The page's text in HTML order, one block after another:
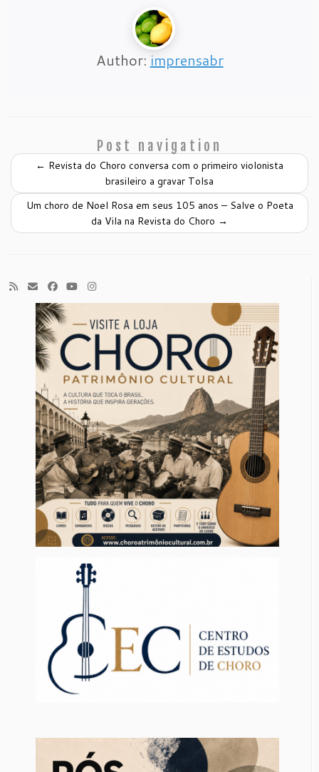
Author: imprensabr
Post navigation
← Revista do Choro conversa com o primeiro violonista
brasileiro a gravar Tolsa
Um choro de Noel Rosa em seus 105 anos – Salve o Poeta
da Vila na Revista do Choro →